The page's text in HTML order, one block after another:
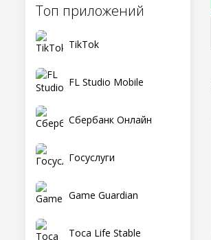
Топ приложений
TikTok
FL Studio Mobile
Сбербанк Онлайн
Госуслуги
Game Guardian
Toca Life Stable